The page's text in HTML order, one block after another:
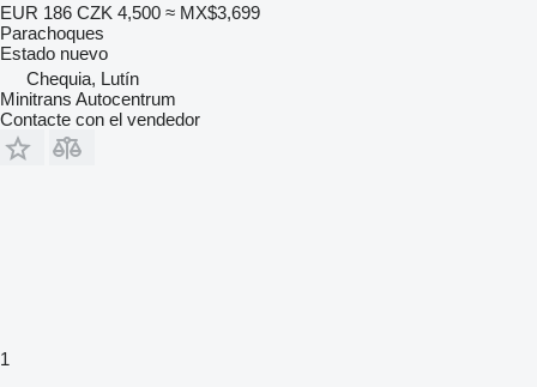
EUR 186 CZK 4,500 ≈ MX$3,699
Parachoques
Estado nuevo
Chequia, Lutín
Minitrans Autocentrum
Contacte con el vendedor
1